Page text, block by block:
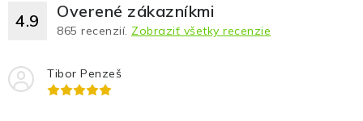
4.9 Overené zákazníkmi
865 recenzií. Zobraziť všetky recenzie
Tibor Penzeš